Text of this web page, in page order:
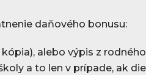
daňového bonusu:
alebo výpis z
a to len v prípade, ak